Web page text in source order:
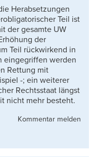
Herabsetzungen
Teil ist
der gesamte UW
der
Teil rückwirkend in
eingegriffen werden
Rettung mit
-; ein weiterer
Rechtsstaat längst
nicht mehr besteht.
Kommentar melden